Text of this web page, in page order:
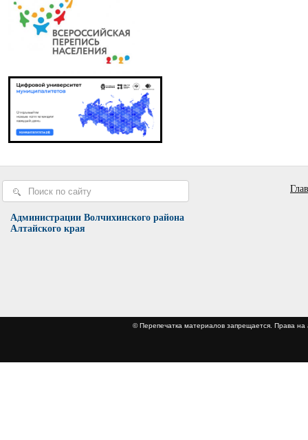
Администрации Волчихинского района
Алтайского края
© Перепечатка материалов запрещается.